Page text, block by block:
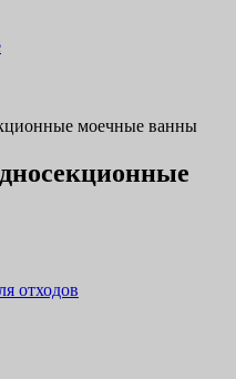
моечные ванны